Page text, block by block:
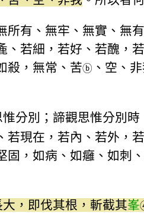
所有、無牢、無實、無
若細，若好、若醜，
殺，無常、苦ⓑ 、空、
惟分別；諦觀思惟分別
現在，若內、若外，
，如病、如癰、如刺
大，即伐其根，斬截其峯